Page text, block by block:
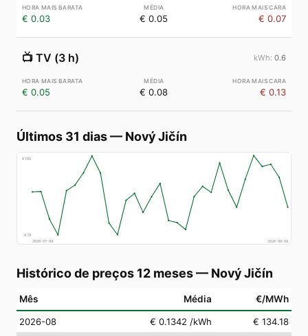
€ 0.03 € 0.05 € 0.07
📺 TV (3 h) 0.6
€ 0.05 € 0.08 € 0.13
Últimos 31 dias— Nový Jičín
€160
€78
2026-07-09
2026-08-08
Histórico de preços 12 meses— Nový Jičín
Mês Média €/MWh
2026-08 € 0.1342 /kWh
€ 134.18